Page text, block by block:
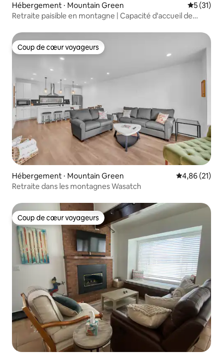
Hébergement ⋅ Mountain Green
5 (31)
Retraite paisible en montagne | Capacité d'accueil de
Coup de cœur voyageurs
Coup de cœur voyageurs
Hébergement ⋅ Mountain Green Évaluation
4,86 (21)
Retraite dans les montagnes Wasatch
Coup de cœur voyageurs
Coup de cœur voyageurs